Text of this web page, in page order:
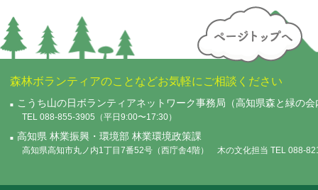
森林ボランティアのことなどお気軽にご相談ください
こうち山の日ボランティアネットワーク事務局（高知県森と緑の会
TEL 088-855-3905（平日9:00〜17:30）
高知県 林業振興・環境部 林業環境政策課
高知県高知市丸ノ内1丁目7番52号（西庁舎4階） 木の文化担当 TEL 088-